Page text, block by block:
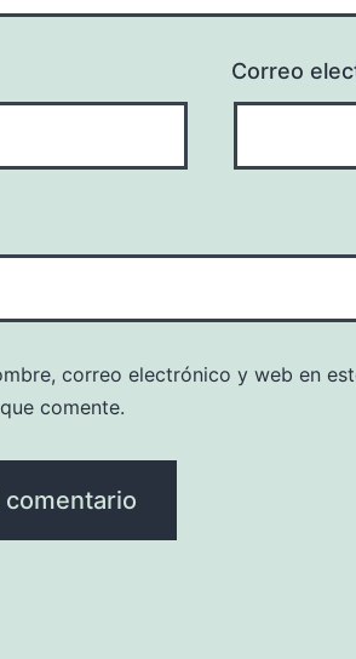
Correo
correo electrónico y web en
comente.